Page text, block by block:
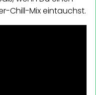
Chill-Mix eintauchst.